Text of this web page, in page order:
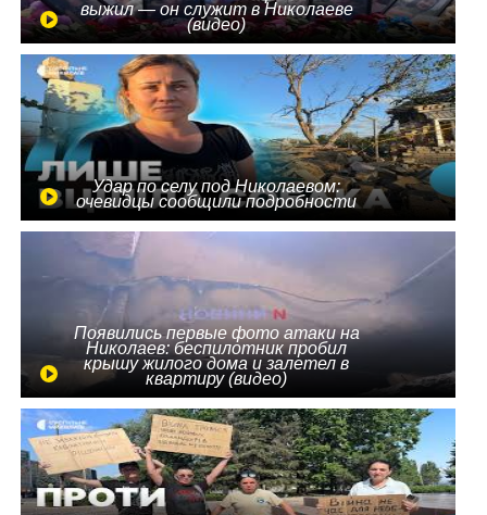
выжил — он служит в Николаеве
(видео)
Удар по селу под Николаевом:
очевидцы сообщили подробности
Появились первые фото атаки на
Николаев: беспилотник пробил
крышу жилого дома и залетел в
квартиру (видео)